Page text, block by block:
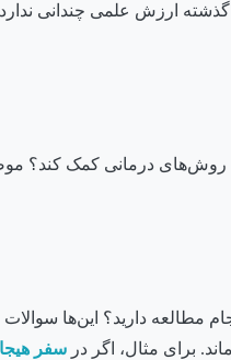
ارزش علمی چندانی
درمانی کمک کند؟
مطالعه دارید؟ این‌ها
برای مثال، اگر در سفر